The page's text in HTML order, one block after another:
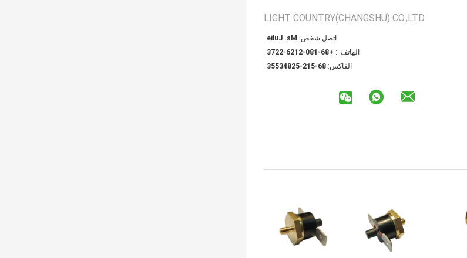
LIGHT COUNTRY(CHANGSHU) CO.,LTD
اتصل شخص: Ms. Julie
الهاتف :: +86-180-2126-2273
الفاكس: 86-512-52843553